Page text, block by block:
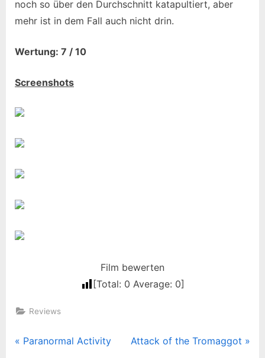
noch so über den Durchschnitt katapultiert, aber
mehr ist in dem Fall auch nicht drin.
Wertung: 7 / 10
Screenshots
Film bewerten
[Total: 0 Average: 0]
Reviews
Beitragsnavigation
P
Paranormal Activity
N
Attack of the Tromaggot